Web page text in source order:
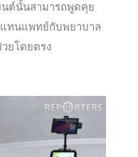
นต์นั้นสามารถพูดคุย
ทนแพทย์กับพยาบาล
ยโดยตรง